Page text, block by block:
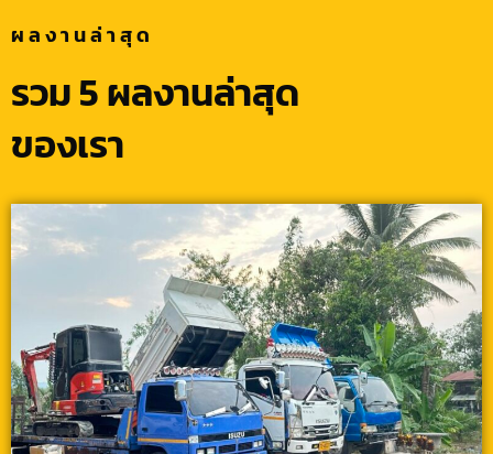
ผลงานล่าสุด
รวม 5 ผลงานล่าสุด
ของเรา